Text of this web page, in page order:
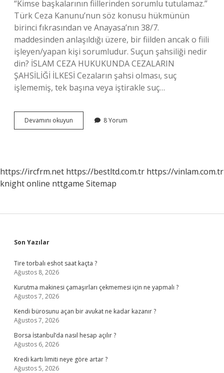
“Kimse başkalarının fiillerinden sorumlu tutulamaz.”
Türk Ceza Kanunu’nun söz konusu hükmünün
birinci fıkrasından ve Anayasa’nın 38/7.
maddesinden anlaşıldığı üzere, bir fiilden ancak o fiili
işleyen/yapan kişi sorumludur. Suçun şahsiliği nedir
din? İSLAM CEZA HUKUKUNDA CEZALARIN
ŞAHSİLİĞİ İLKESİ Cezaların şahsi olması, suç
işlememiş, tek başına veya iştirakle suç…
Devamını okuyun
Sorumluluğunun
8 Yorum
https://ircfrm.net https://bestltd.com.tr https://vinlam.com.tr
knight online nttgame Sitemap
Sidebar
Son Yazılar
Tire torbalı eshot saat kaçta ?
Ağustos 8, 2026
Kurutma makinesi çamaşırları çekmemesi için ne yapmalı ?
Ağustos 7, 2026
Kendi bürosunu açan bir avukat ne kadar kazanır ?
Ağustos 7, 2026
Borsa İstanbul’da nasıl hesap açılır ?
Ağustos 6, 2026
Kredi kartı limiti neye göre artar ?
Ağustos 5, 2026